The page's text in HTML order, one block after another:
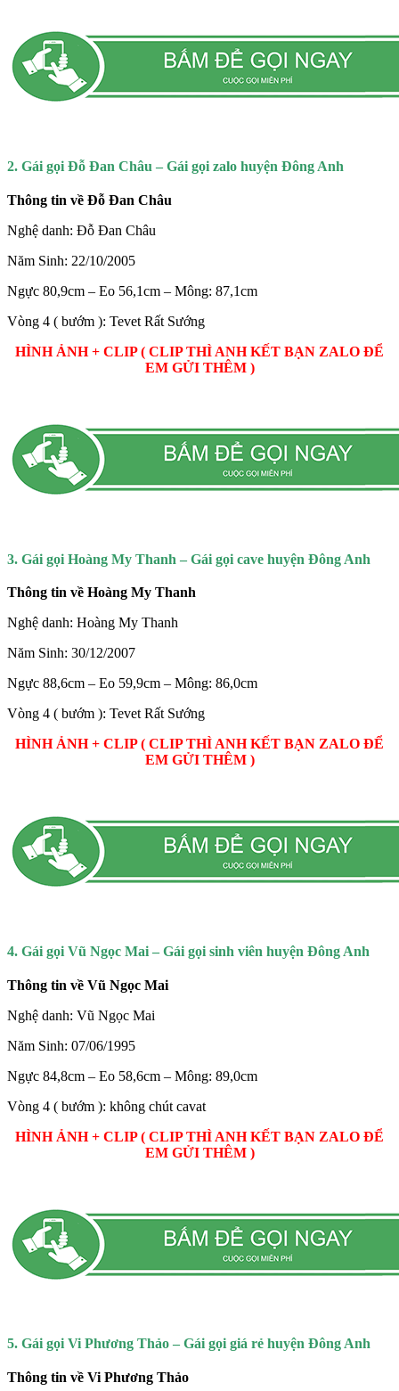
2. Gái gọi Đỗ Đan Châu – Gái gọi zalo huyện Đông Anh
Thông tin về Đỗ Đan Châu
Nghệ danh: Đỗ Đan Châu
Năm Sinh: 22/10/2005
Ngực 80,9cm – Eo 56,1cm – Mông: 87,1cm
Vòng 4 ( bướm ): Tevet Rất Sướng
HÌNH ẢNH + CLIP ( CLIP THÌ ANH KẾT BẠN ZALO ĐỂ
EM GỬI THÊM )
3. Gái gọi Hoàng My Thanh – Gái gọi cave huyện Đông Anh
Thông tin về Hoàng My Thanh
Nghệ danh: Hoàng My Thanh
Năm Sinh: 30/12/2007
Ngực 88,6cm – Eo 59,9cm – Mông: 86,0cm
Vòng 4 ( bướm ): Tevet Rất Sướng
HÌNH ẢNH + CLIP ( CLIP THÌ ANH KẾT BẠN ZALO ĐỂ
EM GỬI THÊM )
4. Gái gọi Vũ Ngọc Mai – Gái gọi sinh viên huyện Đông Anh
Thông tin về Vũ Ngọc Mai
Nghệ danh: Vũ Ngọc Mai
Năm Sinh: 07/06/1995
Ngực 84,8cm – Eo 58,6cm – Mông: 89,0cm
Vòng 4 ( bướm ): không chút cavat
HÌNH ẢNH + CLIP ( CLIP THÌ ANH KẾT BẠN ZALO ĐỂ
EM GỬI THÊM )
5. Gái gọi Vi Phương Thảo – Gái gọi giá rẻ huyện Đông Anh
Thông tin về Vi Phương Thảo